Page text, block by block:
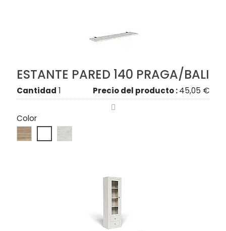
ESTANTE PARED 140 PRAGA/BALI
Cantidad 1 Precio del producto :45,05 €

Color